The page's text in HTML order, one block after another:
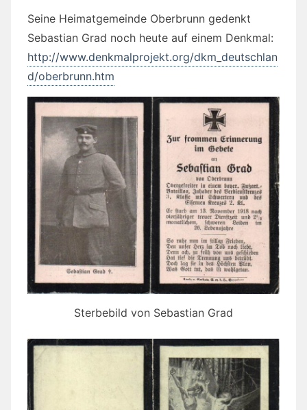
Seine Heimatgemeinde Oberbrunn gedenkt
Sebastian Grad noch heute auf einem Denkmal:
http://www.denkmalprojekt.org/dkm_deutschlan
d/oberbrunn.htm
Sterbebild von Sebastian Grad